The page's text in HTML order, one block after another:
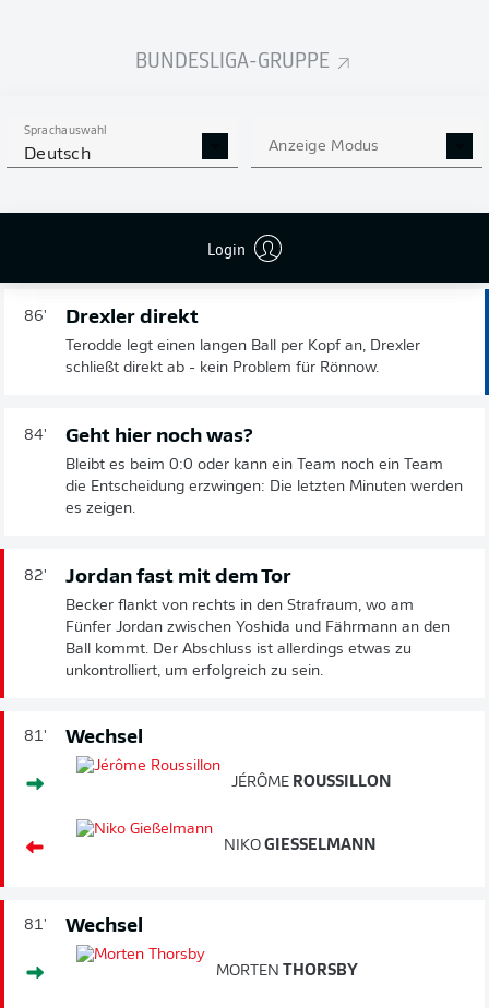
BUNDESLIGA-GRUPPE
Sprachauswahl
Deutsch Anzeige Modus
Login
TRIMMEL
86' Drexler direkt
Terodde legt einen langen Ball per Kopf an, Drexler
schließt direkt ab - kein Problem für Rönnow.
84' Geht hier noch was?
Bleibt es beim 0:0 oder kann ein Team noch ein Team
die Entscheidung erzwingen: Die letzten Minuten werden
es zeigen.
82' Jordan fast mit dem Tor
Becker flankt von rechts in den Strafraum, wo am
Fünfer Jordan zwischen Yoshida und Fährmann an den
Ball kommt. Der Abschluss ist allerdings etwas zu
unkontrolliert, um erfolgreich zu sein.
81' Wechsel
JÉRÔME ROUSSILLON
NIKO GIESSELMANN
81' Wechsel
MORTEN THORSBY